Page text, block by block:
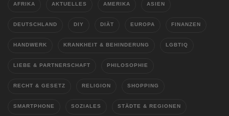
AFRIKA AKTUELLES AMERIKA ASIEN
DEUTSCHLAND DIY DIÄT EUROPA FINANZEN
HANDWERK KRANKHEIT & BEHINDERUNG LGBTIQ
LIEBE & PARTNERSCHAFT PHILOSOPHIE
RECHT & GESETZ RELIGION SHOPPING
SMARTPHONE SOZIALES STÄDTE & REGIONEN